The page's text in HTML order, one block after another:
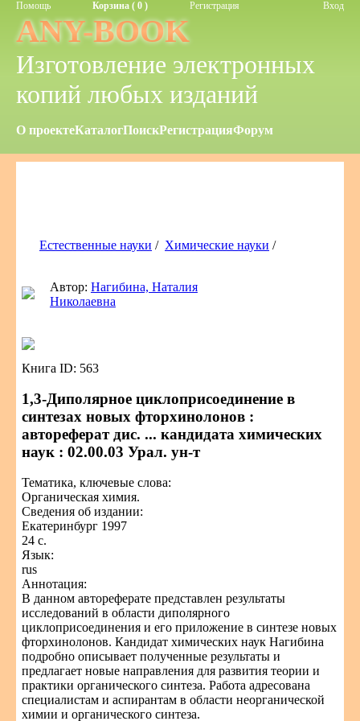
Помощь Корзина ( 0 ) Регистрация Вход
ANY-BOOK
Изготовление электронных
копий любых изданий
О проектеКаталогПоискРегистрацияФорум
Естественные науки / Химические науки /
Автор: Нагибина, Наталия
Николаевна
Книга ID: 563
1,3-Диполярное циклоприсоединение в
синтезах новых фторхинолонов :
автореферат дис. ... кандидата химических
наук : 02.00.03 Урал. ун-т
Тематика, ключевые слова:
Органическая химия.
Сведения об издании:
Екатеринбург 1997
24 с.
Язык:
rus
Аннотация:
В данном автореферате представлен результаты
исследований в области диполярного
циклоприсоединения и его приложение в синтезе новых
фторхинолонов. Кандидат химических наук Нагибина
подробно описывает полученные результаты и
предлагает новые направления для развития теории и
практики органического синтеза. Работа адресована
специалистам и аспирантам в области неорганической
химии и органического синтеза.